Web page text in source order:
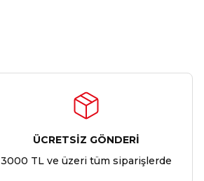
ÜCRETSİZ GÖNDERİ
3000 TL ve üzeri tüm siparişlerde